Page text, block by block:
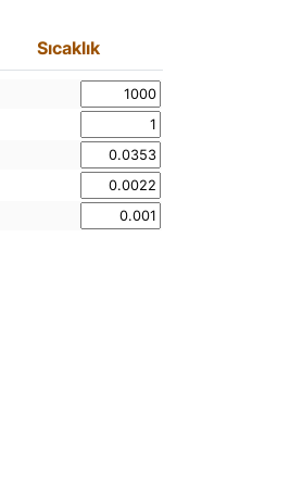
Sıcaklık